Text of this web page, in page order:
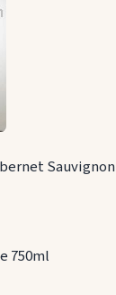
Sauvignon
750ml